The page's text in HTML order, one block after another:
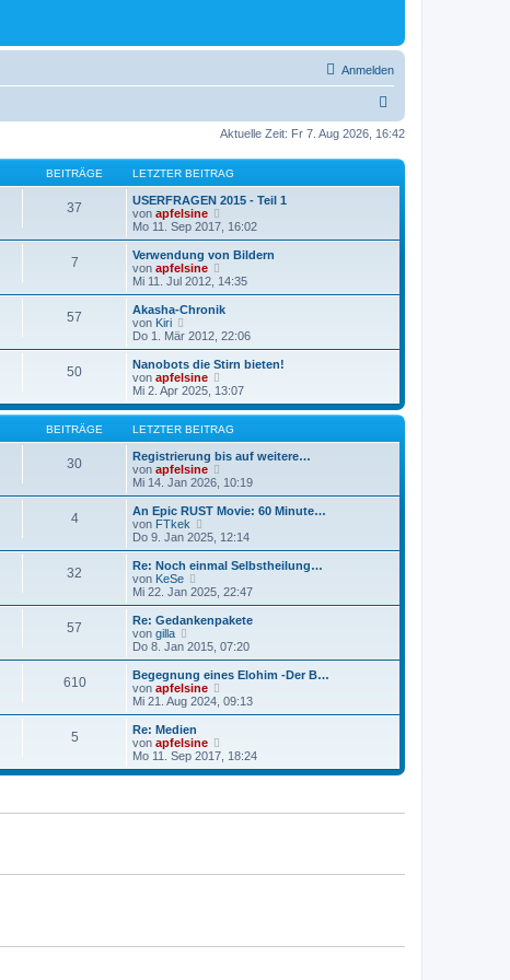
Anmelden
u
Aktuelle Zeit: Fr 7. Aug 2026, 16:42
BEITRÄGE LETZTER BEITRAG
37
USERFRAGEN 2015 - Teil 1
von apfelsine
e
u
e
t
B
e
i
r
g
Mo 11. Sep 2017, 16:02
7
Verwendung von Bildern
von apfelsine
e
u
e
t
r
B
e
i
t
r
a
g
Mi 11. Jul 2012, 14:35
57
Akasha-Chronik
von Kiri
e
u
e
s
t
r
B
e
i
t
r
g
Do 1. Mär 2012, 22:06
50
Nanobots die Stirn bieten!
von apfelsine
e
u
e
s
t
e
B
e
i
r
g
Mi 2. Apr 2025, 13:07
BEITRÄGE LETZTER BEITRAG
30
Registrierung bis auf weitere…
von apfelsine
e
u
e
t
r
B
e
i
r
g
Mi 14. Jan 2026, 10:19
4
An Epic RUST Movie: 60 Minute…
von FTkek
e
u
e
t
B
e
i
r
a
g
Do 9. Jan 2025, 12:14
32
Re: Noch einmal Selbstheilung…
von KeSe
e
u
e
t
B
e
i
a
g
Mi 22. Jan 2025, 22:47
57
Re: Gedankenpakete
von gilla
e
u
e
s
t
B
e
i
t
g
Do 8. Jan 2015, 07:20
610
Begegnung eines Elohim -Der B…
von apfelsine
e
u
r
i
Mi 21. Aug 2024, 09:13
5
Re: Medien
von apfelsine
e
u
i
Mo 11. Sep 2017, 18:24